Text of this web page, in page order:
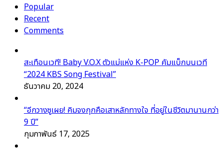
Popular
Recent
Comments
สะเทือนเวที! Baby V.O.X ตัวแม่แห่ง K-POP คัมแบ็กบนเวที
“2024 KBS Song Festival”
ธันวาคม 20, 2024
“อีกวางซูเผย! คิมจงกุกคือเสาหลักทางใจ ที่อยู่ในชีวิตมานานกว่า
9 ปี”
กุมภาพันธ์ 17, 2025